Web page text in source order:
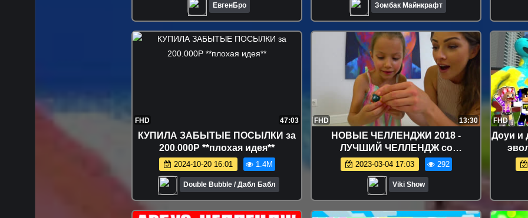
ТРОЛЛИНГ
ЕвгенБро Зомбак Майнкрафт
FHD 47:03
КУПИЛА ЗАБЫТЫЕ ПОСЫЛКИ за
200.000Р **плохая идея**
2024-10-20 16:01 1.4M
Double Bubble / Дабл Бабл
FHD 13:30
НОВЫЕ ЧЕЛЛЕНДЖИ 2018 -
ЛУЧШИЙ ЧЕЛЛЕНДЖ со
СПИННЕРАМИ Спинер против
Рузика Best Fidget Spinner
Challenge // Вики Шоу
2023-03-04 17:03 292
Viki Show
FHD
Доуи и